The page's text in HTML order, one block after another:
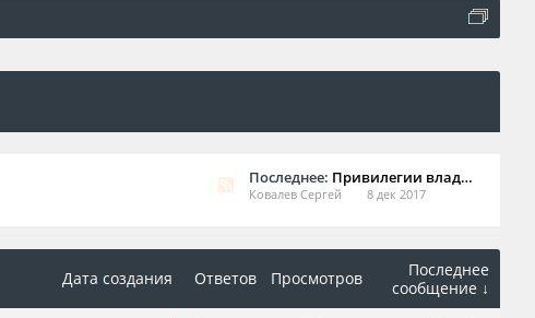
Последнее: Привилегии владельцев клубной карты Jaguar Club Russia в Москве
Ковалев Сергей 8 дек 2017
Дата создания Ответов Просмотров
Последнее
сообщение ↓